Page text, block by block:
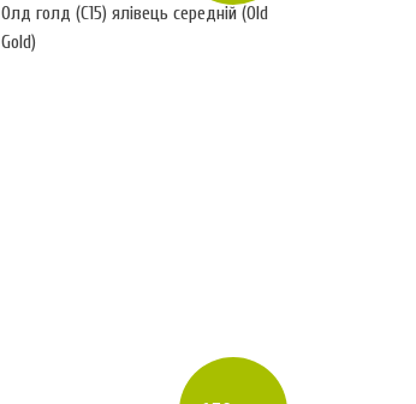
Олд голд (С15) ялівець середній (Old
Gold)